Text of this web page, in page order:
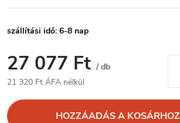
szállítási idő: 6-8 nap
27 077 Ft / db
21 320 Ft ÁFA nélkül
HOZZÁADÁS A KOSÁRHOZ